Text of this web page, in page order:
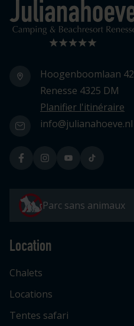
Logo Julianahoeve
Hoogenboomlaan 42
Renesse 4325 DM
Planifier l'itinéraire
info@julianahoeve.nl
Parc sans animaux
Location
Chalets
Locations
Tentes safari